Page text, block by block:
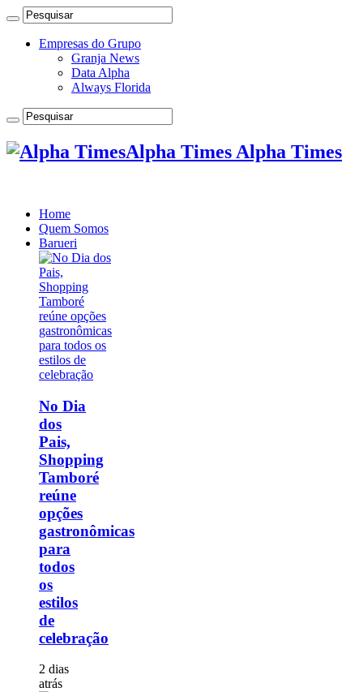
Empresas do Grupo
Granja News
Data Alpha
Always Florida
Alpha Times Alpha Times
Home
Quem Somos
Barueri
No Dia
dos
Pais,
Shopping
Tamboré
reúne
opções
gastronômicas
para
todos
os
estilos
de
celebração
2 dias
atrás